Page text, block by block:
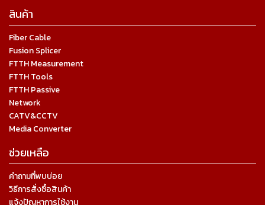
สินค้า
Fiber Cable
Fusion Splicer
FTTH Measurement
FTTH Tools
FTTH Passive
Network
CATV&CCTV
Media Converter
ช่วยเหลือ
คำถามที่พบบ่อย
วิธีการสั่งซื้อสินค้า
แจ้งปัญหาการใช้งาน